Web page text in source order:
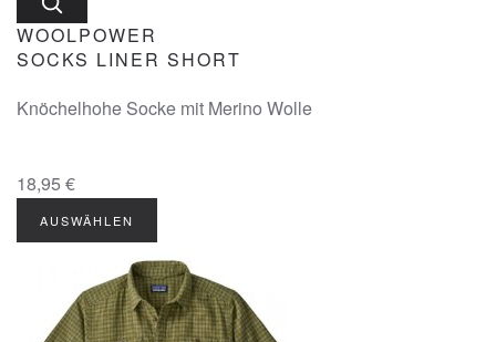
WOOLPOWER
SOCKS LINER SHORT
Knöchelhohe Socke mit Merino Wolle
18,95 €
AUSWÄHLEN